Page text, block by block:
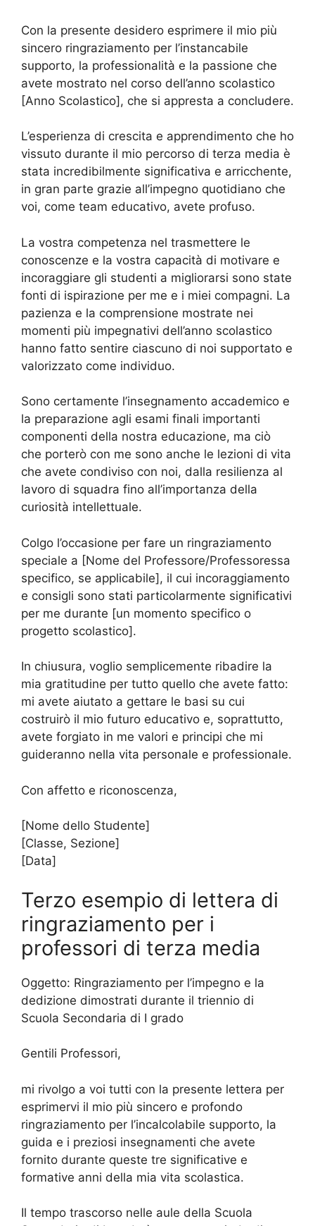
Con la presente desidero esprimere il mio più
sincero ringraziamento per l’instancabile
supporto, la professionalità e la passione che
avete mostrato nel corso dell’anno scolastico
[Anno Scolastico], che si appresta a concludere.
L’esperienza di crescita e apprendimento che ho
vissuto durante il mio percorso di terza media è
stata incredibilmente significativa e arricchente,
in gran parte grazie all’impegno quotidiano che
voi, come team educativo, avete profuso.
La vostra competenza nel trasmettere le
conoscenze e la vostra capacità di motivare e
incoraggiare gli studenti a migliorarsi sono state
fonti di ispirazione per me e i miei compagni. La
pazienza e la comprensione mostrate nei
momenti più impegnativi dell’anno scolastico
hanno fatto sentire ciascuno di noi supportato e
valorizzato come individuo.
Sono certamente l’insegnamento accademico e
la preparazione agli esami finali importanti
componenti della nostra educazione, ma ciò
che porterò con me sono anche le lezioni di vita
che avete condiviso con noi, dalla resilienza al
lavoro di squadra fino all’importanza della
curiosità intellettuale.
Colgo l’occasione per fare un ringraziamento
speciale a [Nome del Professore/Professoressa
specifico, se applicabile], il cui incoraggiamento
e consigli sono stati particolarmente significativi
per me durante [un momento specifico o
progetto scolastico].
In chiusura, voglio semplicemente ribadire la
mia gratitudine per tutto quello che avete fatto:
mi avete aiutato a gettare le basi su cui
costruirò il mio futuro educativo e, soprattutto,
avete forgiato in me valori e principi che mi
guideranno nella vita personale e professionale.
Con affetto e riconoscenza,
[Nome dello Studente]
[Classe, Sezione]
[Data]
Terzo esempio di lettera di
ringraziamento per i
professori di terza media
Oggetto: Ringraziamento per l’impegno e la
dedizione dimostrati durante il triennio di
Scuola Secondaria di I grado
Gentili Professori,
mi rivolgo a voi tutti con la presente lettera per
esprimervi il mio più sincero e profondo
ringraziamento per l’incalcolabile supporto, la
guida e i preziosi insegnamenti che avete
fornito durante queste tre significative e
formative anni della mia vita scolastica.
Il tempo trascorso nelle aule della Scuola